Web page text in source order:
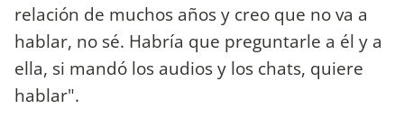
relación de muchos años y creo que no va a
hablar, no sé. Habría que preguntarle a él y a
ella, si mandó los audios y los chats, quiere
hablar".